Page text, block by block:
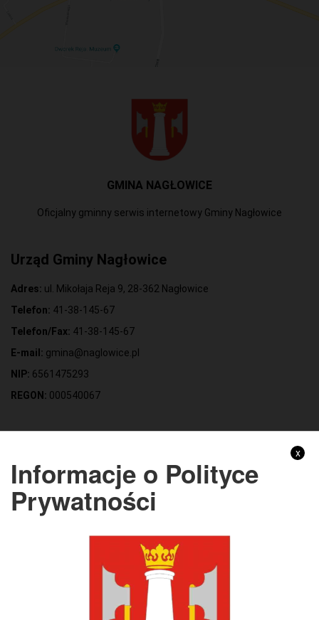
GMINA NAGŁOWICE
Oficjalny gminny serwis internetowy Gminy Nagłowice
Urząd Gminy Nagłowice
Adres: ul. Mikołaja Reja 9, 28-362 Nagłowice
Telefon: 41-38-145-67
Telefon/Fax: 41-38-145-67
E-mail: gmina@naglowice.pl
NIP: 6561475293
REGON: 000540067
Adres:ul. Mikołaja Reja 9, 28-362 Nagłowice
NIP:6562213721
REGON:
KONTO BANKOWE:
Bank Spółdzielczy Kielce o/Nagłowice
46 84930004 0110 0100 0332 0097
Rachunek odpady komunalne:
44 8493 0004 0110 0100 0332 0133
x
Informacje o Polityce
Prywatności